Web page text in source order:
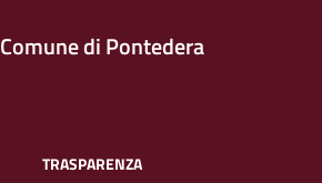
Comune di Pontedera
TRASPARENZA